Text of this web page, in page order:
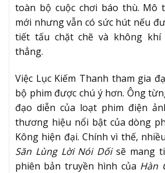
toàn bộ cuộc chơi báo thù. Mô
mới nhưng vẫn có sức hút nếu
tiết tấu chặt chẽ và không
thẳng.
Việc Lục Kiếm Thanh tham gia
bộ phim được chú ý hơn. Ông
đạo diễn của loạt phim điện
thương hiệu nổi bật của dòng
Kông hiện đại. Chính vì thế,
Săn Lùng Lời Nói Dốisẽ mang
phiên bản truyền hình của Hàn